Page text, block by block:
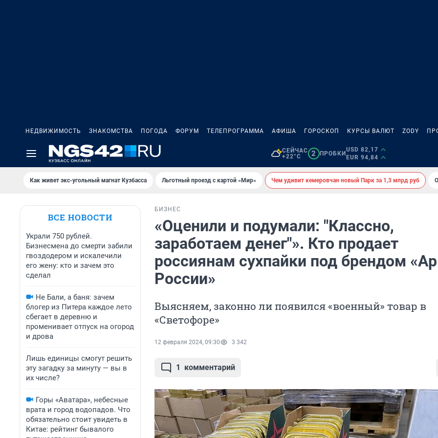
НЕДВИЖИМОСТЬ ЗНАКОМСТВА ПОГОДА ФОРУМ ТЕЛЕПРОГРАММА АФИША ГОРОСКОП КУРСЫ ВАЛЮТ ZODY
СЕЙЧАС
+22°C
2 ПРОБКИ
USD 82,17
EUR 94,84
Как живет экс-угольный магнат Кузбасса Льготный проезд с картой «Мир» Чем удивит кемеровчан новый Парк за 1,3 млрд руб
ВСЕ НОВОСТИ
Украли 750 рублей.
Бизнесмена до смерти забили
гвоздодером и искалечили
его жену: кто и зачем это
сделал
Не Бали, а баня: зачем
блогер из Питера каждое лето
сбегает в деревню и
променивает отпуск на огород
и дрова
Лишь единицы смогут решить
эту загадку за минуту — вы в
их числе?
Горы «Аватара», небесные
врата и город водопадов. Что
обязательно стоит увидеть в
Китае: рейтинг бывалого
БИЗНЕС
«Оценили и подумали: "Классно,
заработаем денег"». Кто продает
россиянам сухпайки под брендом
России»
Выясняем, законно ли появился «военный» товар в
«Светофоре»
12 февраля 2024, 09:30 3 342
1 комментарий